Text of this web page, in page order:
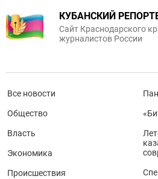
КУБАНСКИЙ
Сайт Краснодарского
журналистов России
Все новости
Общество
Власть
Экономика
Происшествия